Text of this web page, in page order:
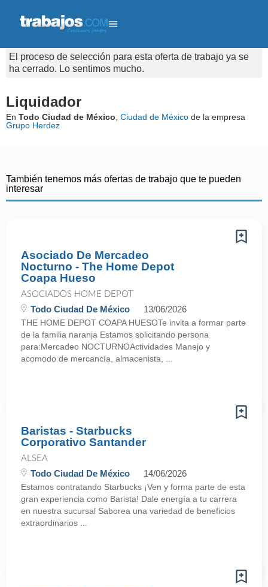
El proceso de selección para esta oferta de trabajo ya se
ha cerrado. Lo sentimos mucho.
Liquidador
En Todo Ciudad de México Ciudad de México de la empresa
Grupo Herdez
También tenemos más ofertas de trabajo que te pueden
interesar
Asociado De Mercadeo
Nocturno - The Home Depot
Coapa Hueso
ASOCIADOS HOME DEPOT
Todo Ciudad De México 13/06/2026
THE HOME DEPOT COAPA HUESOTe invita a formar parte
de la familia naranja Estamos solicitando persona
para:Mercadeo NOCTURNOActividades Manejo y
acomodo de mercancía, almacenista, ...
Baristas - Starbucks
Corporativo Santander
ALSEA
Todo Ciudad De México 14/06/2026
Estamos contratando Starbucks ¡Ven y forma parte de esta
gran experiencia como Barista! Dale energía a tu carrera
en nuestra sucursal Saborea una variedad de beneficios
extraordinarios ...